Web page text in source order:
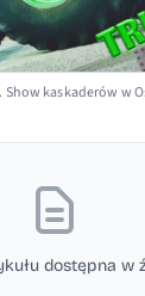
Show kaskaderów w
dostępna w